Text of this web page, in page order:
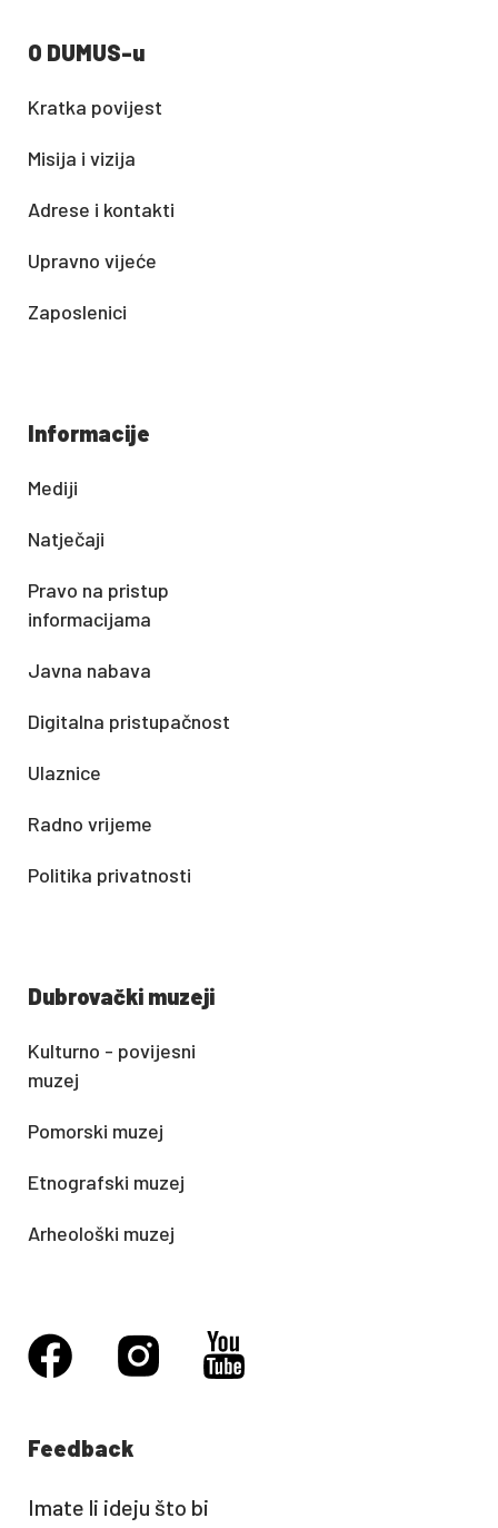
O DUMUS-u
Kratka povijest
Misija i vizija
Adrese i kontakti
Upravno vijeće
Zaposlenici
Informacije
Mediji
Natječaji
Pravo na pristup
informacijama
Javna nabava
Digitalna pristupačnost
Ulaznice
Radno vrijeme
Politika privatnosti
Dubrovački muzeji
Kulturno - povijesni
muzej
Pomorski muzej
Etnografski muzej
Arheološki muzej
Feedback
Imate li ideju što bi